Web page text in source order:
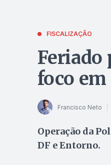
FISCALIZAÇÃO
Feriado
foco
Francisco Neto
Operação da
DF e Entorno.